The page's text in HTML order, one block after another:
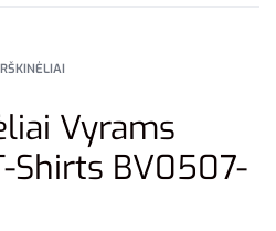
Vyrams
Shirts BV0507-